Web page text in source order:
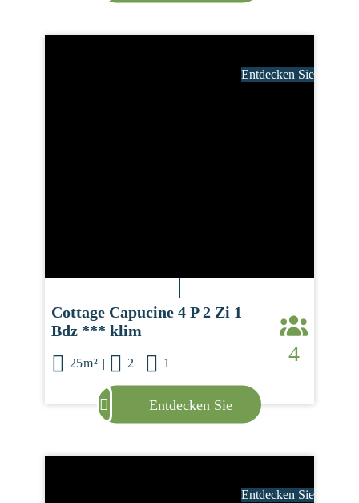
Entdecken Sie
Cottage Capucine 4 P 2 Zi 1
Bdz *** klim
25m² | 2 | 1 4
Entdecken Sie
Entdecken Sie